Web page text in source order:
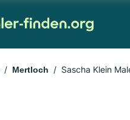
Mertloch Sascha Klein